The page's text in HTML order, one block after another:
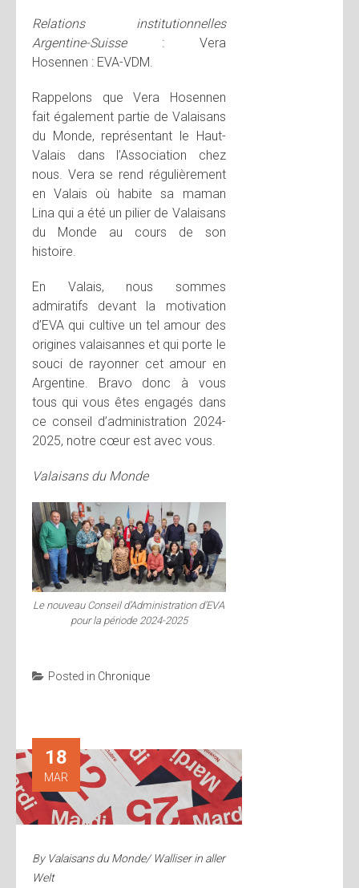
Relations institutionnelles
Argentine-Suisse: Vera
Hosennen : EVA-VDM.
Rappelons que Vera Hosennen
fait également partie de Valaisans
du Monde, représentant le Haut-
Valais dans l’Association chez
nous. Vera se rend régulièrement
en Valais où habite sa maman
Lina qui a été un pilier de Valaisans
du Monde au cours de son
histoire.
En Valais, nous sommes
admiratifs devant la motivation
d’EVA qui cultive un tel amour des
origines valaisannes et qui porte le
souci de rayonner cet amour en
Argentine. Bravo donc à vous
tous qui vous êtes engagés dans
ce conseil d’administration 2024-
2025, notre cœur est avec vous.
Valaisans du Monde
Le nouveau Conseil d’Administration d’EVA
pour la période 2024-2025
Posted in Chronique
18
MAR
By Valaisans du Monde/ Walliser in aller
Welt